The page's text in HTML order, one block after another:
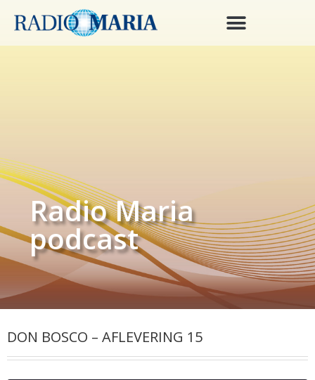
Radio Maria
podcast
DON BOSCO – AFLEVERING 15